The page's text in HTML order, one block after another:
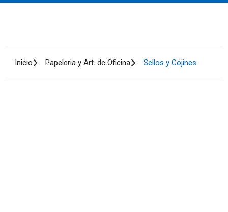
Inicio Papeleria y Art. de Oficina Sellos y Cojines